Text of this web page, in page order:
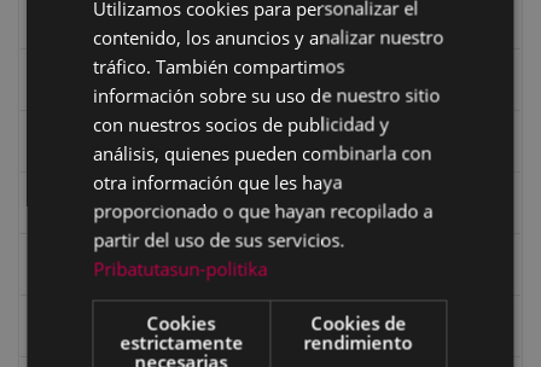
Ciclismo "A rueda"
Dibujos de Julen Zabaleta
Eibartarren ahotan
Ermitas
Fondo Bolumburu
BASQUE
SPANISH
Utilizamos cookies para personalizar el
contenido, los anuncios y analizar nuestro
tráfico. También compartimos
información sobre su uso de nuestro sitio
con nuestros socios de publicidad y
análisis, quienes pueden combinarla con
otra información que les haya
proporcionado o que hayan recopilado a
partir del uso de sus servicios.
Pribatutasun-politika
Cookies
estrictamente
necesarias
Cookies de
rendimiento